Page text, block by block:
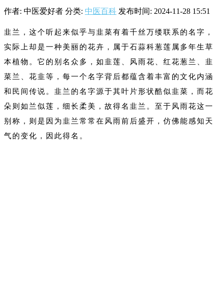
作者: 中医爱好者 分类: 中医百科 发布时间: 2024-11-28 15:51
韭兰，这个听起来似乎与韭菜有着千丝万缕联系的名字，
实际上却是一种美丽的花卉，属于石蒜科葱莲属多年生草
本植物。它的别名众多，如韭莲、风雨花、红花葱兰、韭
菜兰、花韭等，每一个名字背后都蕴含着丰富的文化内涵
和民间传说。韭兰的名字源于其叶片形状酷似韭菜，而花
朵则如兰似莲，细长柔美，故得名韭兰。至于风雨花这一
别称，则是因为韭兰常常在风雨前后盛开，仿佛能感知天
气的变化，因此得名。